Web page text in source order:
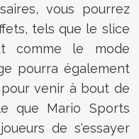
vous pourrez
tels que le slice
comme le mode
pourra également
venir à bout de
que Mario Sports
de s'essayer